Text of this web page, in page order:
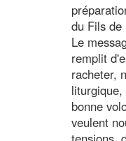
du Fils de
Le
remplit
racheter,
bonne
veulent